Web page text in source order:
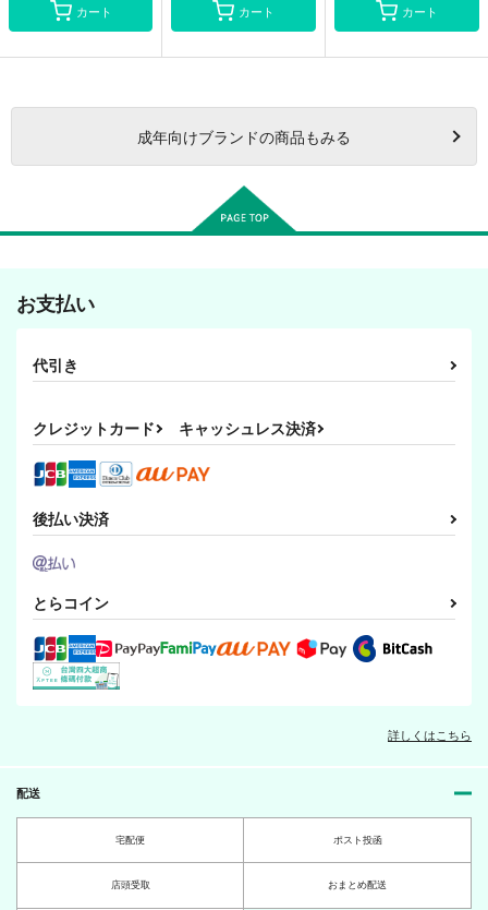
カート カート カート
成年向けブランドの商品もみる
お支払い
代引き
クレジットカード キャッシュレス決済
後払い決済
とらコイン
詳しくはこちら
配送
宅配便 ポスト投函
店頭受取 おまとめ配送